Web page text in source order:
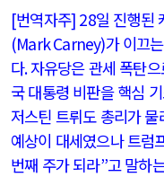
[번역자주] 28일 진행된
(Mark Carney)가 이끄
다.자유당은 관세 폭탄
국 대통령 비판을 핵심
저스틴 트뤼도 총리가
예상이 대세였으나 트럼
번째 주가 되라”고 말하